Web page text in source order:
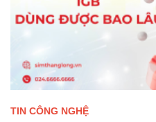
TIN CÔNG NGHỆ